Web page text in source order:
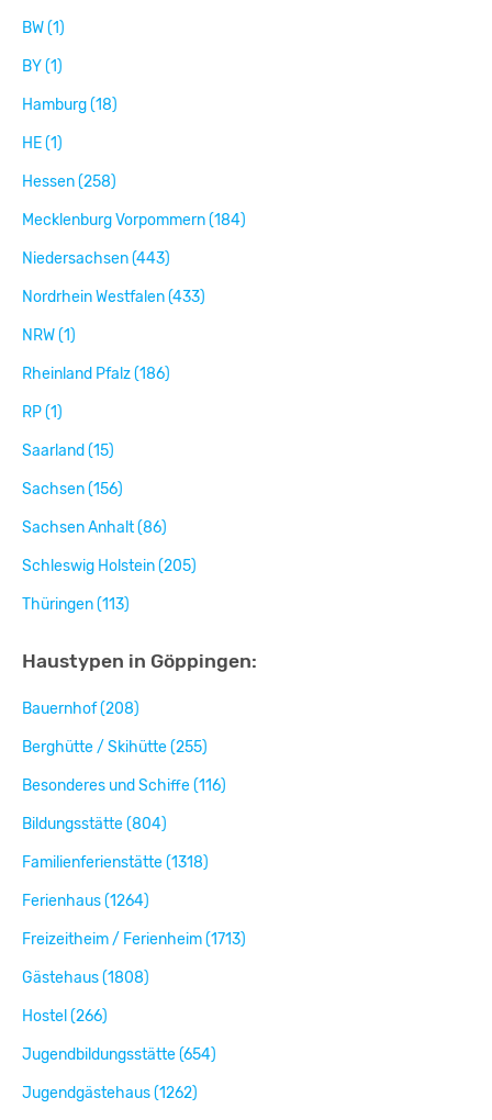
BW (1)
BY (1)
Hamburg (18)
HE (1)
Hessen (258)
Mecklenburg Vorpommern (184)
Niedersachsen (443)
Nordrhein Westfalen (433)
NRW (1)
Rheinland Pfalz (186)
RP (1)
Saarland (15)
Sachsen (156)
Sachsen Anhalt (86)
Schleswig Holstein (205)
Thüringen (113)
Haustypen in Göppingen:
Bauernhof (208)
Berghütte / Skihütte (255)
Besonderes und Schiffe (116)
Bildungsstätte (804)
Familienferienstätte (1318)
Ferienhaus (1264)
Freizeitheim / Ferienheim (1713)
Gästehaus (1808)
Hostel (266)
Jugendbildungsstätte (654)
Jugendgästehaus (1262)